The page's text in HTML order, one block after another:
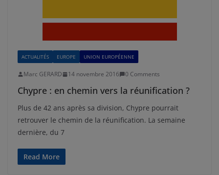
ACTUALITÉS EUROPE UNION EUROPÉENNE
Marc GERARD 14 novembre 2016 0 Comments
Chypre : en chemin vers la réunification ?
Plus de 42 ans après sa division, Chypre pourrait
retrouver le chemin de la réunification. La semaine
dernière, du 7
Read More